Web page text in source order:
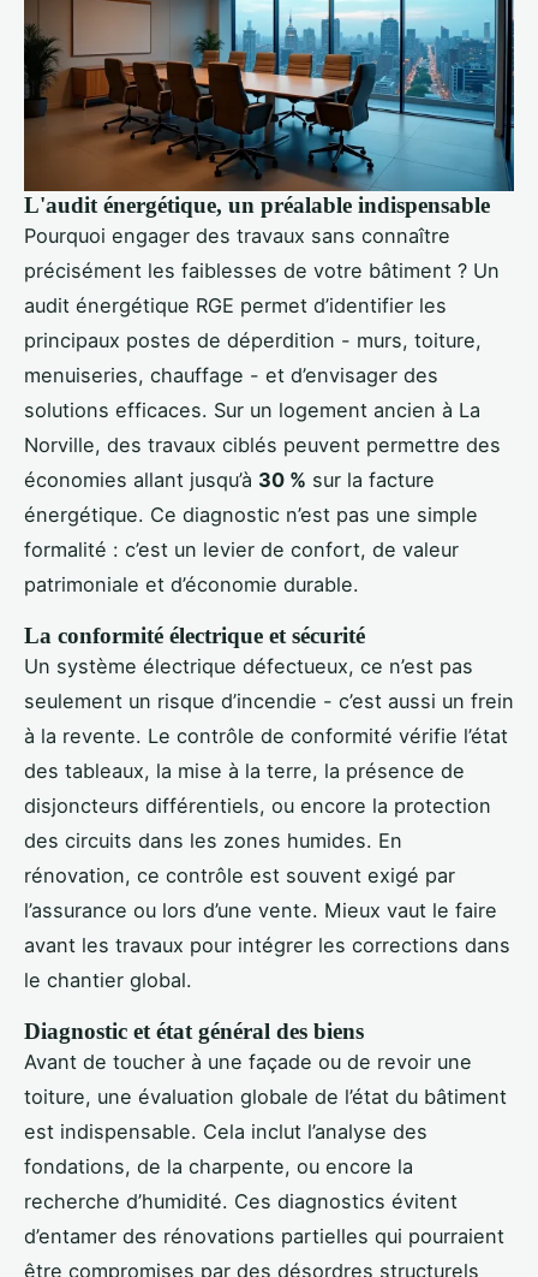
L'audit énergétique, un préalable indispensable
Pourquoi engager des travaux sans connaître
précisément les faiblesses de votre bâtiment ? Un
audit énergétique RGE permet d’identifier les
principaux postes de déperdition - murs, toiture,
menuiseries, chauffage - et d’envisager des
solutions efficaces. Sur un logement ancien à La
Norville, des travaux ciblés peuvent permettre des
économies allant jusqu’à 30 % sur la facture
énergétique. Ce diagnostic n’est pas une simple
formalité : c’est un levier de confort, de valeur
patrimoniale et d’économie durable.
La conformité électrique et sécurité
Un système électrique défectueux, ce n’est pas
seulement un risque d’incendie - c’est aussi un frein
à la revente. Le contrôle de conformité vérifie l’état
des tableaux, la mise à la terre, la présence de
disjoncteurs différentiels, ou encore la protection
des circuits dans les zones humides. En
rénovation, ce contrôle est souvent exigé par
l’assurance ou lors d’une vente. Mieux vaut le faire
avant les travaux pour intégrer les corrections dans
le chantier global.
Diagnostic et état général des biens
Avant de toucher à une façade ou de revoir une
toiture, une évaluation globale de l’état du bâtiment
est indispensable. Cela inclut l’analyse des
fondations, de la charpente, ou encore la
recherche d’humidité. Ces diagnostics évitent
d’entamer des rénovations partielles qui pourraient
être compromises par des désordres structurels